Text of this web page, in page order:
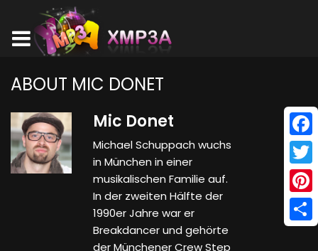
ABOUT MIC DONET
Mic Donet
Michael Schuppach wuchs
in München in einer
musikalischen Familie auf.
In der zweiten Hälfte der
1990er Jahre war er
Breakdancer und gehörte
der Münchener Crew Step